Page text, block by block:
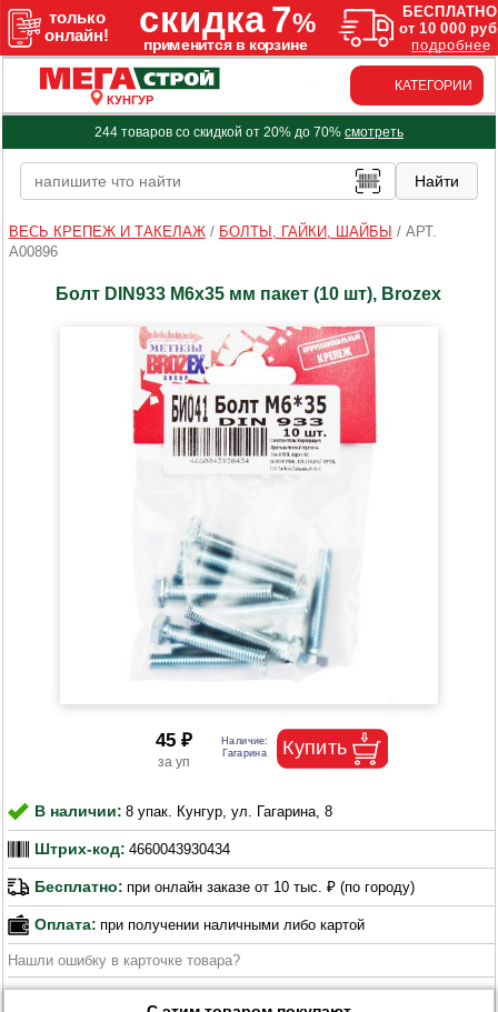
КУНГУР
КАТЕГОРИИ
244 товаров со скидкой от 20% до 70% смотреть
ВЕСЬ КРЕПЕЖ И ТАКЕЛАЖ/ БОЛТЫ, ГАЙКИ, ШАЙБЫ / АРТ.
A00896
Болт DIN933 М6х35 мм пакет (10 шт), Brozex
45 ₽
В наличии: 8 упак. Кунгур, ул. Гагарина, 8
Штрих-код: 4660043930434
Бесплатно: при онлайн заказе от 10 тыс. ₽ (по городу)
Оплата: при получении наличными либо картой
Нашли ошибку в карточке товара?